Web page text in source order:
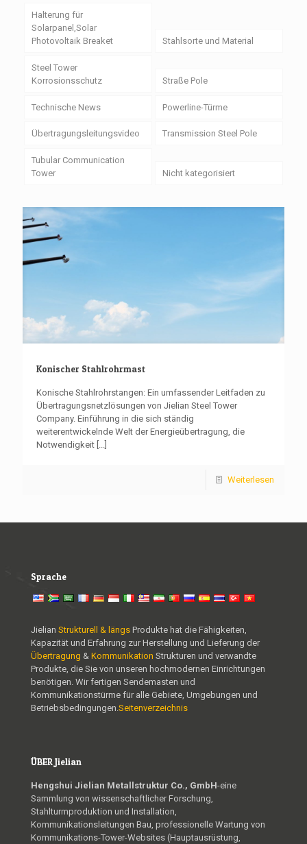
Halterung für
Solarpanel,Solar
Photovoltaik Breaket
Stahlsorte und Material
Steel Tower
Korrosionsschutz
Straße Pole
Technische News Powerline-Türme
Übertragungsleitungsvideo Transmission Steel Pole
Tubular Communication
Tower
Nicht kategorisiert
Konischer Stahlrohrmast
Konische Stahlrohrstangen: Ein umfassender Leitfaden zu
Übertragungsnetzlösungen von Jielian Steel Tower
Company. Einführung in die sich ständig
weiterentwickelnde Welt der Energieübertragung, die
Notwendigkeit [...]
Weiterlesen
Sprache
Jielian Strukturell & längs Produkte hat die Fähigkeiten,
Kapazität und Erfahrung zur Herstellung und Lieferung der
Übertragung & Kommunikation Strukturen und verwandte
Produkte, die Sie von unseren hochmodernen Einrichtungen
benötigen. Wir fertigen Sendemasten und
Kommunikationstürme für alle Gebiete, Umgebungen und
Betriebsbedingungen.Seitenverzeichnis
ÜBER Jielian
Hengshui Jielian Metallstruktur Co., GmbH-eine
Sammlung von wissenschaftlicher Forschung,
Stahlturmproduktion und Installation,
Kommunikationsleitungen Bau, professionelle Wartung von
Kommunikations-Tower-Websites (Hauptausrüstung,